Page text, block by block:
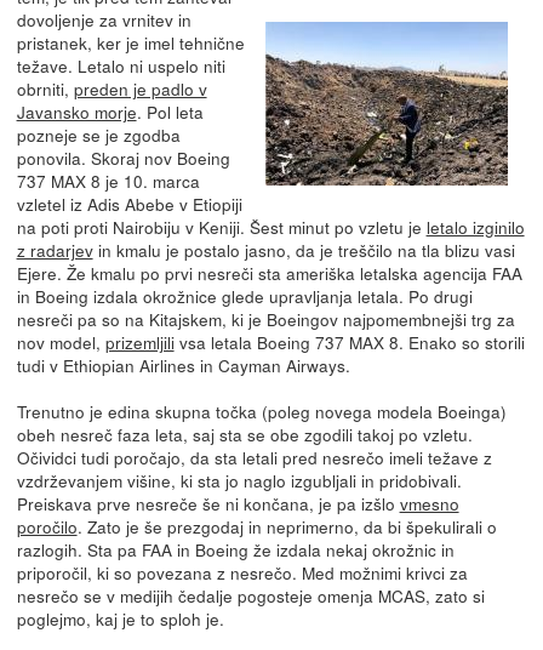
dovoljenje za vrnitev in
pristanek, ker je imel tehnične
težave. Letalo ni uspelo niti
obrniti, preden je padlo v
Javansko morje. Pol leta
pozneje se je zgodba
ponovila. Skoraj nov Boeing
737 MAX 8 je 10. marca
vzletel iz Adis Abebe v Etiopiji
na poti proti Nairobiju v Keniji. Šest minut po vzletu je letalo izginilo
z radarjevin kmalu je postalo jasno, da je treščilo na tla blizu vasi
Ejere. Že kmalu po prvi nesreči sta ameriška letalska agencija FAA
in Boeing izdala okrožnice glede upravljanja letala. Po drugi
nesreči pa so na Kitajskem, ki je Boeingov najpomembnejši trg za
nov model, prizemljilivsa letala Boeing 737 MAX 8. Enako so storili
tudi v Ethiopian Airlines in Cayman Airways.
Trenutno je edina skupna točka (poleg novega modela Boeinga)
obeh nesreč faza leta, saj sta se obe zgodili takoj po vzletu.
Očividci tudi poročajo, da sta letali pred nesrečo imeli težave z
vzdrževanjem višine, ki sta jo naglo izgubljali in pridobivali.
Preiskava prve nesreče še ni končana, je pa izšlo vmesno
poročilo. Zato je še prezgodaj in neprimerno, da bi špekulirali o
razlogih. Sta pa FAA in Boeing že izdala nekaj okrožnic in
priporočil, ki so povezana z nesrečo. Med možnimi krivci za
nesrečo se v medijih čedalje pogosteje omenja MCAS, zato si
poglejmo, kaj je to sploh je.